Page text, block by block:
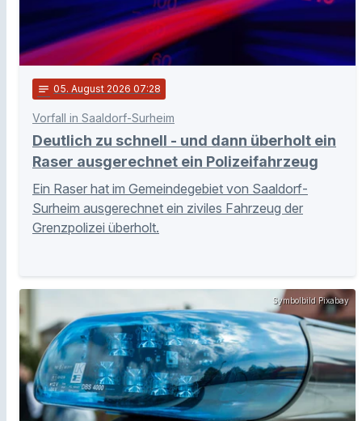
notes 05. August 2026 07:28
Vorfall in Saaldorf-Surheim
Deutlich zu schnell - und dann überholt ein
Raser ausgerechnet ein Polizeifahrzeug
Ein Raser hat im Gemeindegebiet von Saaldorf-
Surheim ausgerechnet ein ziviles Fahrzeug der
Grenzpolizei überholt.
Symbolbild Pixabay